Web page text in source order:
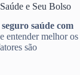
e Seu Bolso
seguro saúde com
entender melhor os
são